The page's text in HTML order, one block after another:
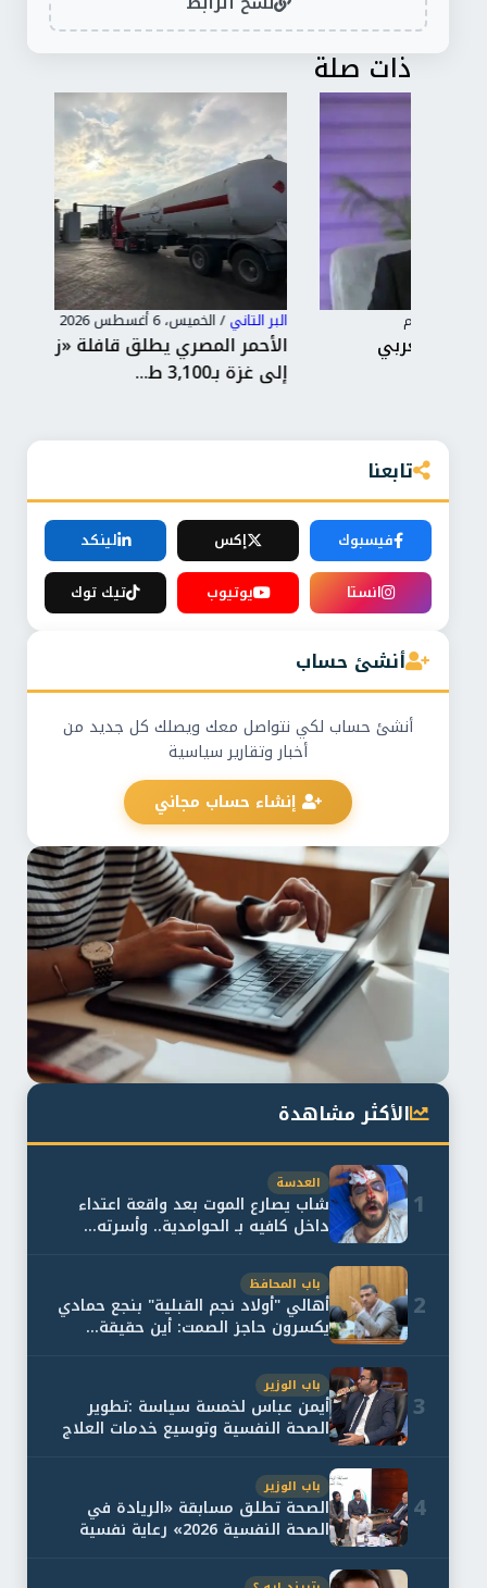
ذات صلة
البر التاني الخميس، 6 أغسطس 2026 2:25 م
الأحمر المصري يطلق قافلة «زاد العزة» الـ251
تابعنا
فيسبوك إكس
لينكد
انستا
يوتيوب تيك توك
أنشئ حساب
أنشئ حساب لكي نتواصل معك ويصلك كل جديد من
أخبار وتقارير سياسية
إنشاء حساب مجاني
الأكثر مشاهدة
1
العدسة
شاب يصارع الموت بعد واقعة اعتداء
داخل كافيه بـ الحوامدية.. وأسرته...
2
باب المحافظ
أهالي "أولاد نجم القبلية" بنجع حمادي
يكسرون حاجز الصمت: أين حقيقة...
3
باب الوزير
أيمن عباس لخمسة سياسة :تطوير
الصحة النفسية وتوسيع خدمات العلاج
4
باب الوزير
الصحة تطلق مسابقة «الريادة في
الصحة النفسية 2026» رعاية نفسية